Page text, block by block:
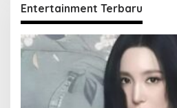
Entertainment Terbaru